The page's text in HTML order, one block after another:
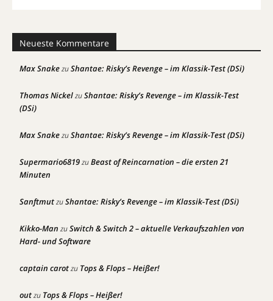
Neueste Kommentare
Max SnakezuShantae: Risky’s Revenge – im Klassik-Test (DSi)
Thomas NickelzuShantae: Risky’s Revenge – im Klassik-Test
(DSi)
Max SnakezuShantae: Risky’s Revenge – im Klassik-Test (DSi)
Supermario6819zuBeast of Reincarnation – die ersten 21
Minuten
SanftmutzuShantae: Risky’s Revenge – im Klassik-Test (DSi)
Kikko-Man zuSwitch & Switch 2 – aktuelle Verkaufszahlen von
Hard- und Software
captain carotzu Tops & Flops – Heißer!
outzu Tops & Flops – Heißer!